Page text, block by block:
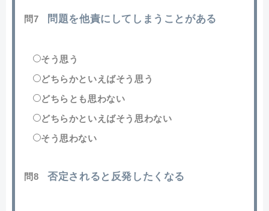
問7 問題を他責にしてしまうことがある
そう思う
どちらかといえばそう思う
どちらとも思わない
どちらかといえばそう思わない
そう思わない
問8 否定されると反発したくなる